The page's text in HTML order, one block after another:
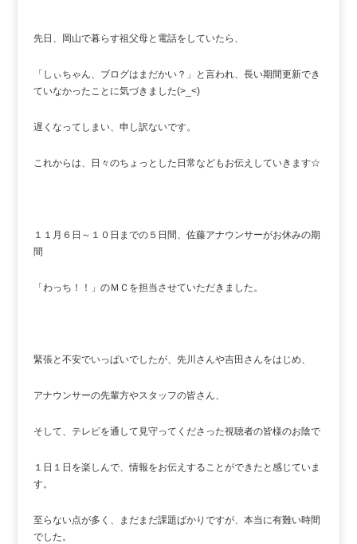
先日、岡山で暮らす祖父母と電話をしていたら、
「しぃちゃん、ブログはまだかい？」と言われ、長い期間更新でき
ていなかったことに気づきました(>_<)
遅くなってしまい、申し訳ないです。
これからは、日々のちょっとした日常などもお伝えしていきます☆
１１月６日～１０日までの５日間、佐藤アナウンサーがお休みの期
間
「わっち！！」のＭＣを担当させていただきました。
緊張と不安でいっぱいでしたが、先川さんや吉田さんをはじめ、
アナウンサーの先輩方やスタッフの皆さん、
そして、テレビを通して見守ってくださった視聴者の皆様のお陰で
１日１日を楽しんで、情報をお伝えすることができたと感じていま
す。
至らない点が多く、まだまだ課題ばかりですが、本当に有難い時間
でした。